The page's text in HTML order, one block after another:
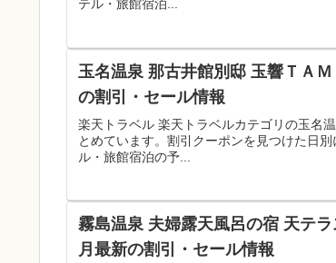
テル・旅館宿泊...
玉名温泉 那古井館別邸 玉響ＴＡ
の割引・セール情報
楽天トラベル 楽天トラベルカテゴリの玉名
とめています。割引クーポンを見つけた日
ル・旅館宿泊の予...
霧島温泉 夫婦露天風呂の宿 天テ
月最新の割引・セール情報